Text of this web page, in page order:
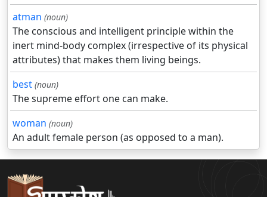
atman (noun)
The conscious and intelligent principle within the
inert mind-body complex (irrespective of its physical
attributes) that makes them living beings.
best (noun)
The supreme effort one can make.
woman (noun)
An adult female person (as opposed to a man).